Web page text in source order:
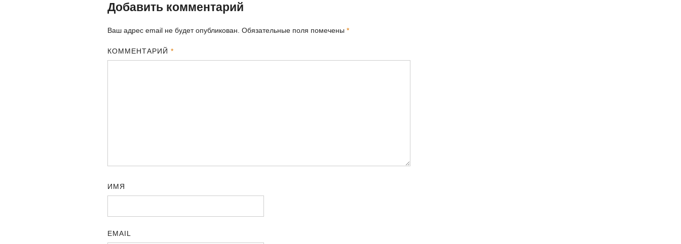
Добавить комментарий
Ваш адрес email не будет опубликован. Обязательные поля помечены *
КОММЕНТАРИЙ*
ИМЯ
EMAIL